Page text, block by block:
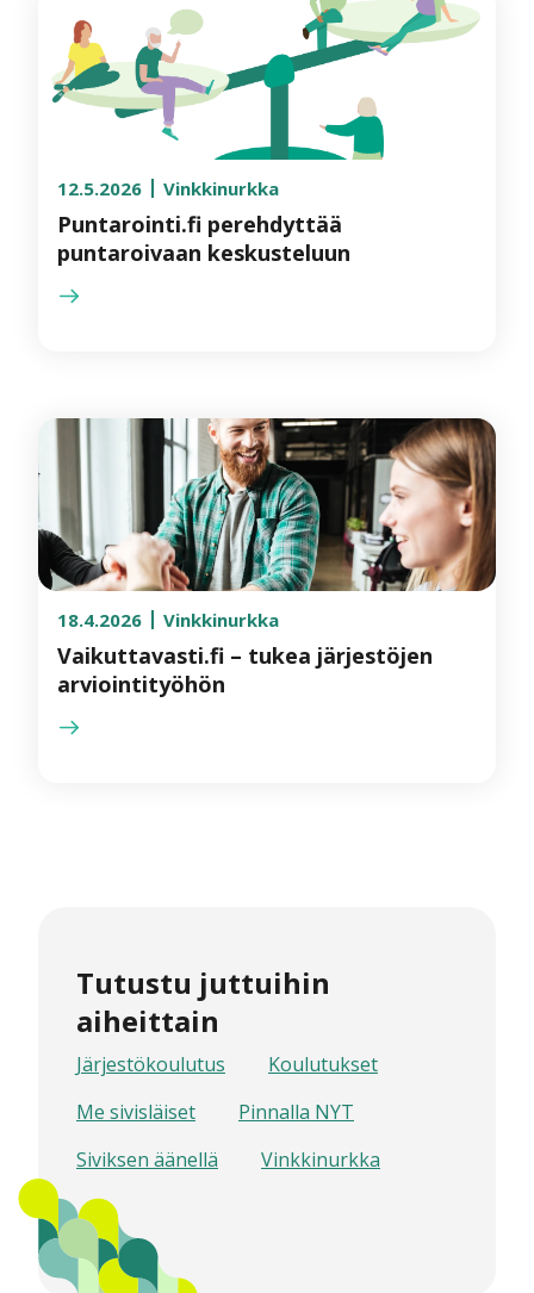
12.5.2026 Vinkkinurkka
Puntarointi.fi perehdyttää
puntaroivaan keskusteluun
18.4.2026 Vinkkinurkka
Vaikuttavasti.fi – tukea järjestöjen
arviointityöhön
Tutustu juttuihin
aiheittain
Järjestökoulutus
Koulutukset
Me sivisläiset
Pinnalla NYT
Siviksen äänellä
Vinkkinurkka